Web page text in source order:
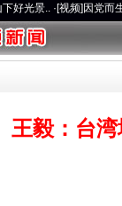
视频]因党而生 为党而
王毅：台